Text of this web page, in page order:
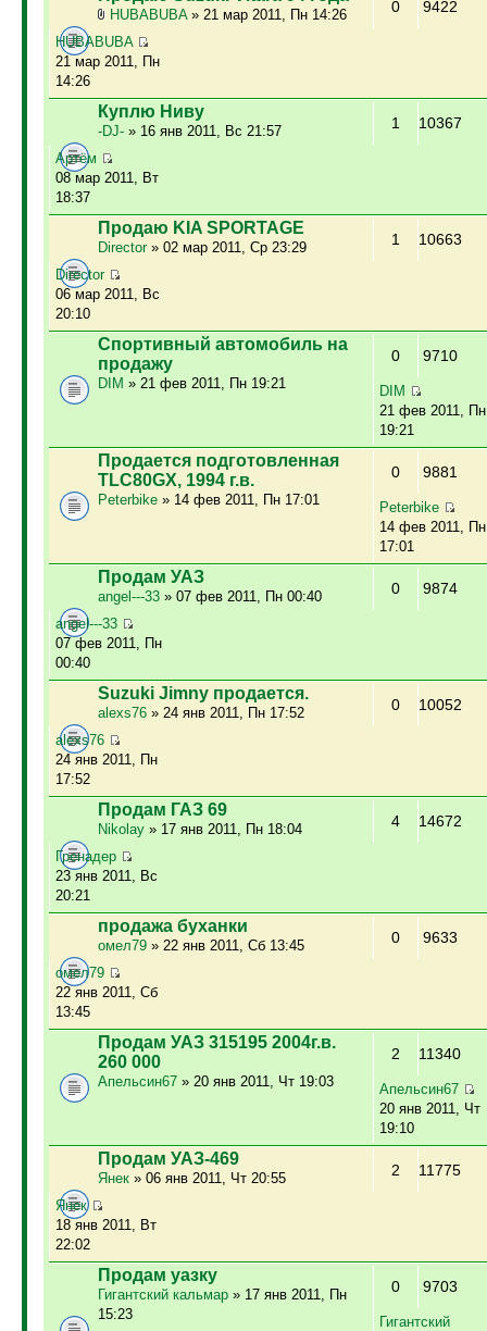
HUBABUBA» 21 мар 2011, Пн 14:26 0 9422
HUBABUBA
21 мар 2011, Пн
14:26
Куплю Ниву
-DJ-» 16 янв 2011, Вс 21:57 1 10367
Артём
08 мар 2011, Вт
18:37
Продаю KIA SPORTAGE
Director» 02 мар 2011, Ср 23:29 1 10663
Director
06 мар 2011, Вс
20:10
Спортивный автомобиль на
продажу
DIM » 21 фев 2011, Пн 19:21
0 9710
DIM
21 фев 2011, Пн
19:21
Продается подготовленная
TLC80GX, 1994 г.в.
Peterbike» 14 фев 2011, Пн 17:01
0 9881
Peterbike
14 фев 2011, Пн
17:01
Продам УАЗ
angel---33» 07 фев 2011, Пн 00:40 0 9874
angel---33
07 фев 2011, Пн
00:40
Suzuki Jimny продается.
alexs76» 24 янв 2011, Пн 17:52 0 10052
alexs76
24 янв 2011, Пн
17:52
Продам ГАЗ 69
Nikolay» 17 янв 2011, Пн 18:04 4 14672
Гренадер
23 янв 2011, Вс
20:21
продажа буханки
омел79» 22 янв 2011, Сб 13:45 0 9633
омел79
22 янв 2011, Сб
13:45
Продам УАЗ 315195 2004г.в.
260 000
Апельсин67» 20 янв 2011, Чт 19:03
2 11340
Апельсин67
20 янв 2011, Чт
19:10
Продам УАЗ-469
Янек» 06 янв 2011, Чт 20:55 2 11775
Янек
18 янв 2011, Вт
22:02
Продам уазку
Гигантский кальмар» 17 янв 2011, Пн
15:23
0 9703
Гигантский